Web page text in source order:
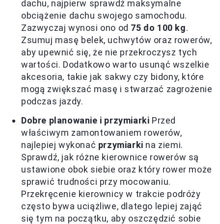
dachu, najpierw sprawdź maksymalne
obciążenie dachu swojego samochodu.
Zazwyczaj wynosi ono od 75 do 100 kg.
Zsumuj masę belek, uchwytów oraz rowerów,
aby upewnić się, że nie przekroczysz tych
wartości. Dodatkowo warto usunąć wszelkie
akcesoria, takie jak sakwy czy bidony, które
mogą zwiększać masę i stwarzać zagrożenie
podczas jazdy.
Dobre planowanie i przymiarki Przed
właściwym zamontowaniem rowerów,
najlepiej wykonać przymiarki na ziemi.
Sprawdź, jak różne kierownice rowerów są
ustawione obok siebie oraz który rower może
sprawić trudności przy mocowaniu.
Przekręcenie kierownicy w trakcie podróży
często bywa uciążliwe, dlatego lepiej zająć
się tym na początku, aby oszczędzić sobie